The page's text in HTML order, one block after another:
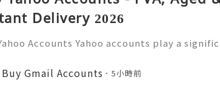
Delivery 2026
Accounts Yahoo accounts play a
like email, news, and finance. Whether
platform or
Buy Gmail Accounts 5小時前